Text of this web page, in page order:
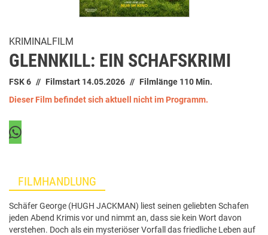
KRIMINALFILM
GLENNKILL: EIN SCHAFSKRIMI
FSK 6 Filmstart 14.05.2026
Filmlänge 110 Min.
Dieser Film befindet sich aktuell nicht im Programm.
FILMHANDLUNG
Schäfer George (HUGH JACKMAN) liest seinen geliebten Schafen
jeden Abend Krimis vor und nimmt an, dass sie kein Wort davon
verstehen. Doch als ein mysteriöser Vorfall das friedliche Leben auf